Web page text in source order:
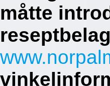
måtte